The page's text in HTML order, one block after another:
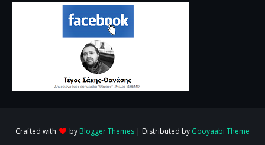
Crafted with by Blogger Themes | Distributed by Gooyaabi Theme